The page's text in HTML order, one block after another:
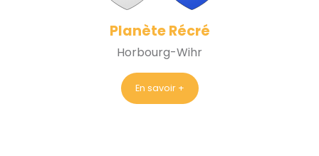
Planète Récré
Horbourg-Wihr
En savoir +